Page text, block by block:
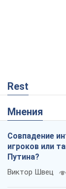
Rest
Мнения
Совпадение
игроков или
Путина?
Виктор Швец